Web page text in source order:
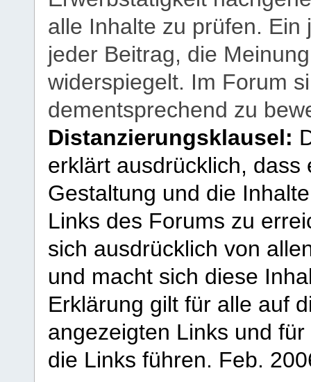
alle Inhalte zu prüfen.
jeder Beitrag, die
widerspiegelt. Im Forum
dementsprechend zu
Distanzierungsklausel:
erklärt ausdrücklich,
Gestaltung und die
Links des Forums zu
sich ausdrücklich von
und macht sich diese
Erklärung gilt für alle auf
angezeigten Links und
die Links führen. Feb.